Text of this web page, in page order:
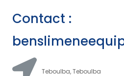
Contact :
Teboulba, Teboulba